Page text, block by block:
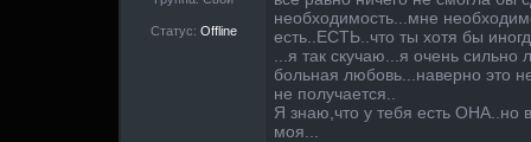
Статус: Offline
необходимость...мне
есть..ЕСТЬ..что ты хотя бы
...я так скучаю...я очень
больная любовь...наверно это
не получается..
Я знаю,что у тебя есть ОНА..но
моя...